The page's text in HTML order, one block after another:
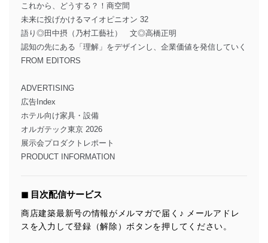
これから、どうする？！商空間
未来に投げかけるマイオピニオン 32
語り◎田中摂（乃村工藝社） 文◎高橋正明
認知の先にある「理解」をデザインし、企業価値を発信していく
FROM EDITORS
ADVERTISING
広告Index
ホテル向け家具・設備
オルガテック東京 2026
展示会プロダクトレポート
PRODUCT INFORMATION
◼︎ 目次配信サービス
商店建築最新号の情報がメルマガで届く♪ メールアドレ
スを入力して登録（解除）ボタンを押してください。